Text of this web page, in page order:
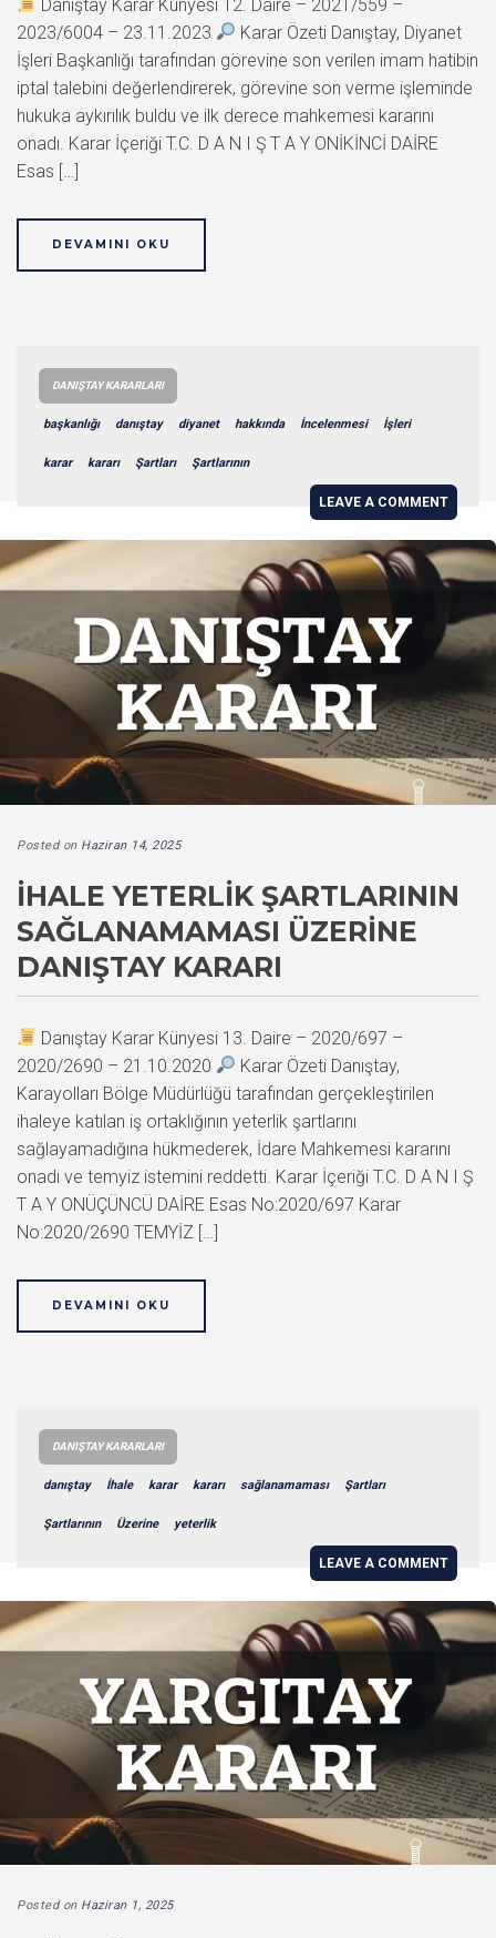
Danıştay Karar Künyesi 12. Daire – 2021/559 –
2023/6004 – 23.11.2023
Karar Özeti Danıştay, Diyanet
İşleri Başkanlığı tarafından görevine son verilen imam hatibin
iptal talebini değerlendirerek, görevine son verme işleminde
hukuka aykırılık buldu ve ilk derece mahkemesi kararını
onadı. Karar İçeriği T.C. D A N I Ş T A Y ONİKİNCİ DAİRE
Esas […]
DEVAMINI OKU
DANIŞTAY KARARLARI
başkanlığı danıştay diyanet hakkında İncelenmesi İşleri
karar kararı Şartları Şartlarının
LEAVE A COMMENT
Posted on Haziran 14, 2025
İHALE YETERLIK ŞARTLARININ
SAĞLANAMAMASI ÜZERINE
DANIŞTAY KARARI
Danıştay Karar Künyesi 13. Daire – 2020/697 –
2020/2690 – 21.10.2020
Karar Özeti Danıştay,
Karayolları Bölge Müdürlüğü tarafından gerçekleştirilen
ihaleye katılan iş ortaklığının yeterlik şartlarını
sağlayamadığına hükmederek, İdare Mahkemesi kararını
onadı ve temyiz istemini reddetti. Karar İçeriği T.C. D A N I Ş
T A Y ONÜÇÜNCÜ DAİRE Esas No:2020/697 Karar
No:2020/2690 TEMYİZ […]
DEVAMINI OKU
DANIŞTAY KARARLARI
danıştay İhale karar kararı sağlanamaması Şartları
Şartlarının Üzerine yeterlik
LEAVE A COMMENT
Posted on Haziran 1, 2025